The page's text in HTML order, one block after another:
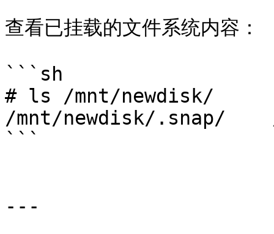
查看已挂载的文件系统内容：
```sh
# ls /mnt/newdisk/
/mnt/newdisk/.snap/
```
---